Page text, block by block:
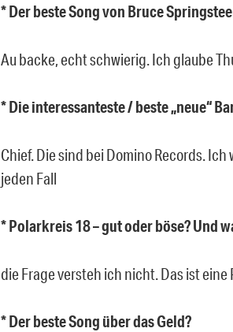
* Der beste Song von Bruce
Au backe, echt schwierig. Ich glaube
* Die interessanteste / beste „neue“
Chief. Die sind bei Domino Records.
jeden Fall
* Polarkreis 18 – gut oder böse? Und
die Frage versteh ich nicht. Das ist
* Der beste Song über das Geld?